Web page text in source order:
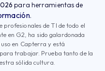
para herramientas de
.
de TI de todo el
en G2, ha sido galardonada
en Capterra y está
trabajar. Prueba tanto de la
sólida cultura.